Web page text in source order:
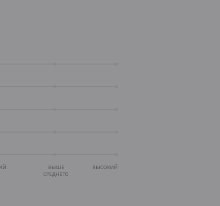
ВЫШЕ
СРЕДНЕГО
ВЫСОКИЙ